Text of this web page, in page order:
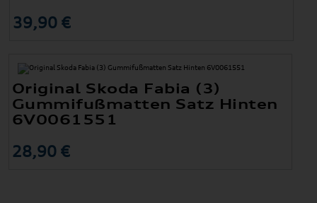
39,90 €
Original Skoda Fabia (3)
Gummifußmatten Satz Hinten
6V0061551
28,90 €